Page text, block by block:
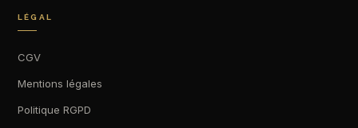
LÉGAL
CGV
Mentions légales
Politique RGPD